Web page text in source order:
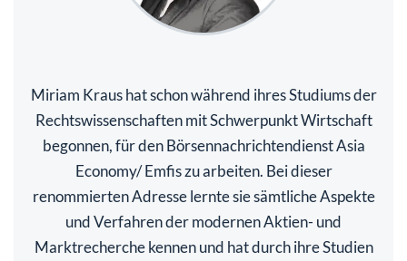
Miriam Kraus hat schon während ihres Studiums der
Rechtswissenschaften mit Schwerpunkt Wirtschaft
begonnen, für den Börsennachrichtendienst Asia
Economy/ Emfis zu arbeiten. Bei dieser
renommierten Adresse lernte sie sämtliche Aspekte
und Verfahren der modernen Aktien- und
Marktrecherche kennen und hat durch ihre Studien